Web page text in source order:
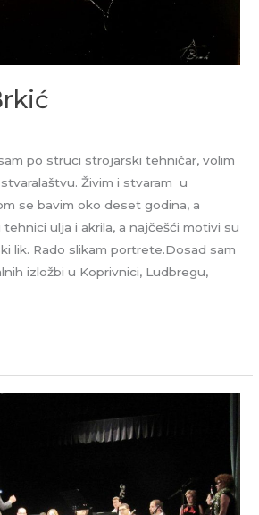
po struci strojarski tehničar, volim
Živim i stvaram u
se bavim oko deset godina, a
ulja i akrila, a najčešći motivi su
lik. Rado slikam portrete.Dosad sam
izložbi u Koprivnici, Ludbregu,